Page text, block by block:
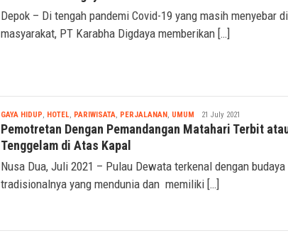
Depok – Di tengah pandemi Covid-19 yang masih menyebar di
GAYA HIDUP,HOTEL,PARIWISATA,PERJALANAN,UMUMNabila
21 July 2021
Pemotretan Dengan Pemandangan Matahari Terbit atau
Nusa Dua, Juli 2021 – Pulau Dewata terkenal dengan budaya